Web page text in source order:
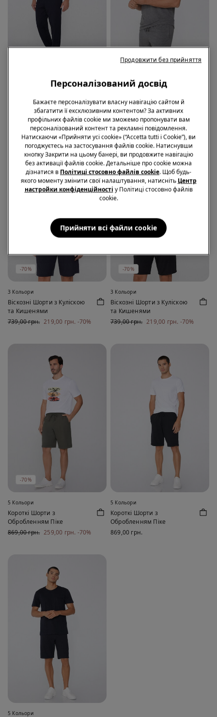
Штани з Кишенями з
999,00 грн.
-70%
3 Кольори
та Кишенями
739,00 грн.
219,00 грн.-70%
-70%
3 Кольори
Віскозні Шорти з Куліскою
та Кишенями
739,00 грн. 219,00 грн. -70%
-70%
3 Кольори
Віскозні Шорти з Куліскою
та Кишенями
739,00 грн. 219,00 грн. -70%
-70%
5 Кольори
Короткі Шорти з
Обробленням Піке
869,00 грн. 259,00 грн. -70%
5 Кольори
Короткі Шорти з
Обробленням Піке
869,00 грн.
5 Кольори
Персоналізований досвід
Бажаєте персоналізувати власну навігацію сайтом й
збагатити її ексклюзивним контентом? За активних
профільних файлів cookie ми зможемо пропонувати вам
персоналізований контент та рекламні повідомлення.
Натискаючи «Прийняти усі cookie» (“Accetta tutti i Cookie”), ви
погоджуєтесь на застосування файлів cookie. Натиснувши
кнопку Закрити на цьому банері, ви продовжите навігацію
без активації файлів cookie. Детальніше про cookie можна
дізнатися в Політиці стосовно файлів cookie. Щоб будь-
якого моменту змінити свої налаштування, натисніть Центр
настройки конфіденційності у Політиці стосовно файлів
cookie.
Прийняти всі файли сookie
Продовжити без прийняття